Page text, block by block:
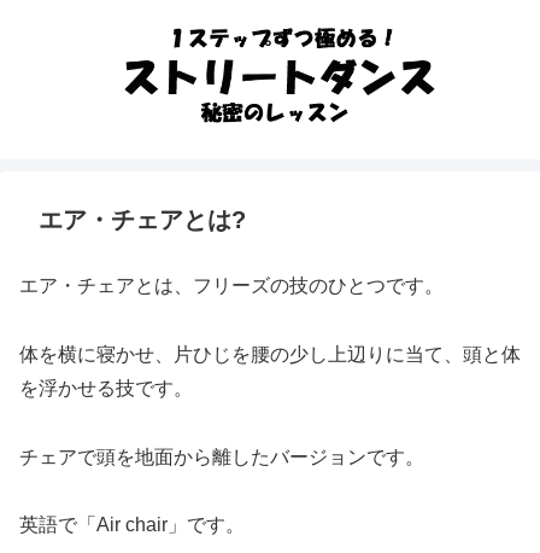
エア・チェアとは?
エア・チェアとは、フリーズの技のひとつです。
体を横に寝かせ、片ひじを腰の少し上辺りに当て、頭と体
を浮かせる技です。
チェアで頭を地面から離したバージョンです。
英語で「Air chair」です。